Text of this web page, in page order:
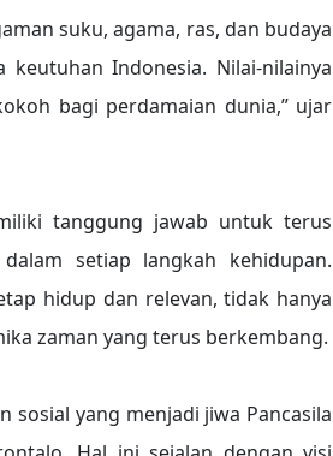
suku, agama, ras, dan budaya
Indonesia. Nilai-nilainya
bagi perdamaian dunia,” ujar
tanggung jawab untuk terus
setiap langkah kehidupan.
hidup dan relevan, tidak hanya
zaman yang terus berkembang.
sosial yang menjadi jiwa Pancasila